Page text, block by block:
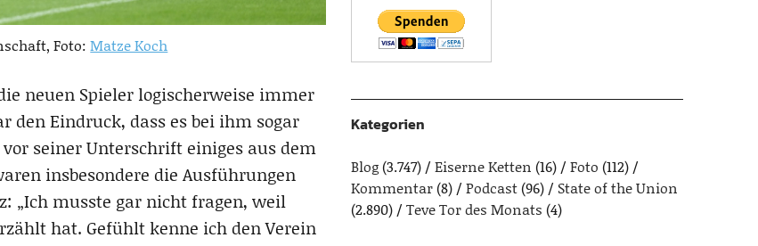
Foto:Matze Koch
neuen Spieler logischerweise immer
den Eindruck, dass es bei ihm sogar
seiner Unterschrift einiges aus dem
insbesondere die Ausführungen
„Ich musste gar nicht fragen, weil
hat. Gefühlt kenne ich den Verein
Kategorien
Blog(3.747) Eiserne Ketten (16) Foto (112)
Kommentar(8) Podcast(96)
State of the Union
(2.890)
Teve Tor des Monats (4)